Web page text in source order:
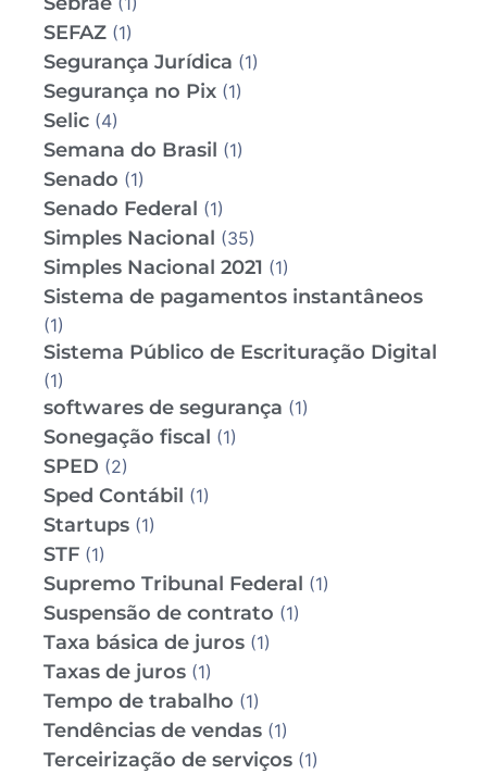
SEFAZ (1)
Segurança Jurídica (1)
Segurança no Pix (1)
Selic (4)
Semana do Brasil (1)
Senado (1)
Senado Federal (1)
Simples Nacional (35)
Simples Nacional 2021 (1)
Sistema de pagamentos instantâneos
(1)
Sistema Público de Escrituração Digital
(1)
softwares de segurança (1)
Sonegação fiscal (1)
SPED (2)
Sped Contábil (1)
Startups (1)
STF (1)
Supremo Tribunal Federal (1)
Suspensão de contrato (1)
Taxa básica de juros (1)
Taxas de juros (1)
Tempo de trabalho (1)
Tendências de vendas (1)
Terceirização de serviços (1)